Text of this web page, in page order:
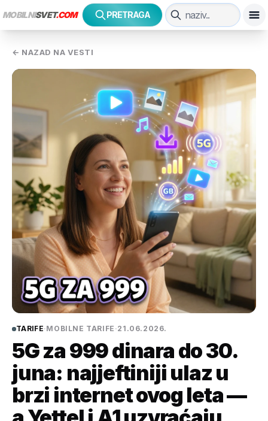
MOBILNISVET.COM PRETRAGA
← NAZAD NA VESTI
TARIFE·MOBILNE TARIFE ·21.06.2026.
5G za 999 dinara do 30.
juna: najjeftiniji ulaz u
brzi internet ovog leta —